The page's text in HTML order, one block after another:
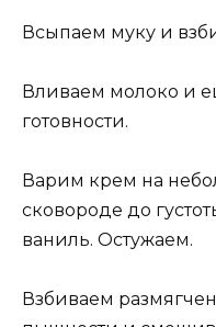
Всыпаем муку и
Вливаем молоко и
готовности.
Варим крем на
сковороде до
ваниль. Остужаем.
Взбиваем